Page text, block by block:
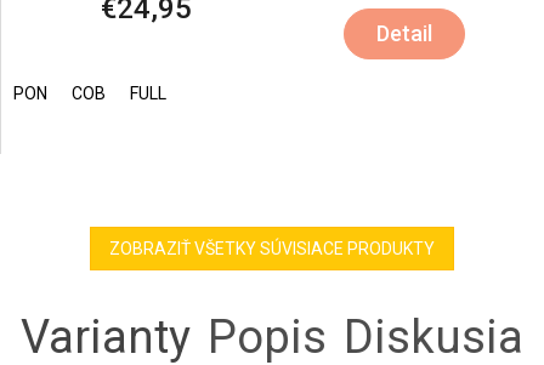
€24,95
Detail
PON COB FULL
ZOBRAZIŤ VŠETKY SÚVISIACE PRODUKTY
Varianty Popis Diskusia